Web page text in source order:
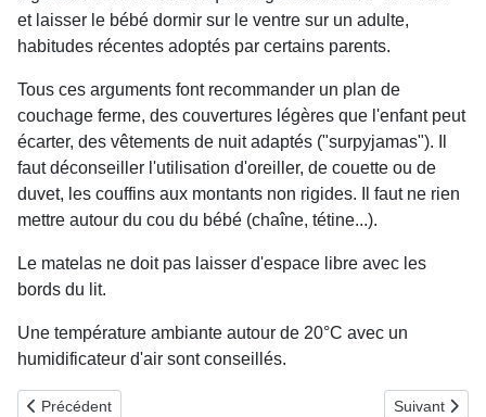
et laisser le bébé dormir sur le ventre sur un adulte,
habitudes récentes adoptés par certains parents.
Tous ces arguments font recommander un plan de
couchage ferme, des couvertures légères que l'enfant peut
écarter, des vêtements de nuit adaptés ("surpyjamas"). Il
faut déconseiller l'utilisation d'oreiller, de couette ou de
duvet, les couffins aux montants non rigides. Il faut ne rien
mettre autour du cou du bébé (chaîne, tétine...).
Le matelas ne doit pas laisser d'espace libre avec les
bords du lit.
Une température ambiante autour de 20°C avec un
humidificateur d'air sont conseillés.
Article précédent : Mort subite du nourrisson : un arrêt clé pour
Précédent Article
Suivant